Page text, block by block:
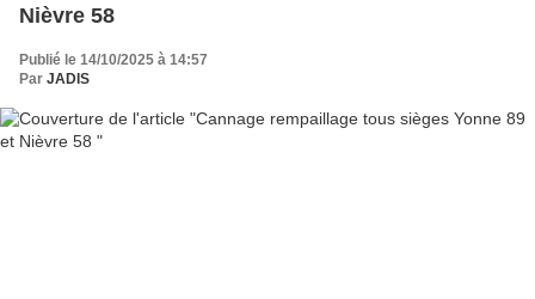
Nièvre 58
Publié le 14/10/2025 à 14:57
Par JADIS